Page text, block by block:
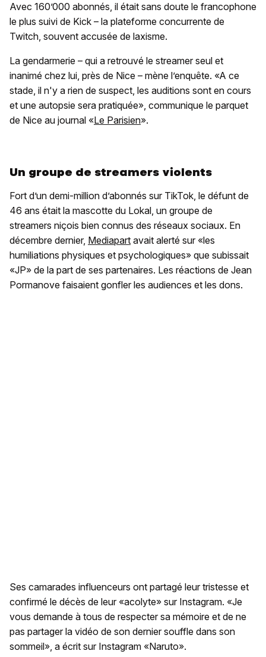
Avec 160’000 abonnés, il était sans doute le francophone
le plus suivi de Kick – la plateforme concurrente de
Twitch, souvent accusée de laxisme.
La gendarmerie – qui a retrouvé le streamer seul et
inanimé chez lui, près de Nice – mène l’enquête. «A ce
stade, il n'y a rien de suspect, les auditions sont en cours
et une autopsie sera pratiquée», communique le parquet
de Nice au journal «Le Parisien».
Un groupe de streamers violents
Fort d’un demi-million d’abonnés sur TikTok, le défunt de
46 ans était la mascotte du Lokal, un groupe de
streamers niçois bien connus des réseaux sociaux. En
décembre dernier, Mediapart avait alerté sur «les
humiliations physiques et psychologiques» que subissait
«JP» de la part de ses partenaires. Les réactions de Jean
Pormanove faisaient gonfler les audiences et les dons.
Ses camarades influenceurs ont partagé leur tristesse et
confirmé le décès de leur «acolyte» sur Instagram. «Je
vous demande à tous de respecter sa mémoire et de ne
pas partager la vidéo de son dernier souffle dans son
sommeil», a écrit sur Instagram «Naruto».